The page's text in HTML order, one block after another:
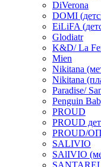
DiVerona
DOMI
EiLiFA
Glodiatr
K&D/ La
Mien
Nikitana
Nikitana
Paradise/
Penguin
PROUD
PROUD
PROUD/
SALIVIO
SAlIVIO